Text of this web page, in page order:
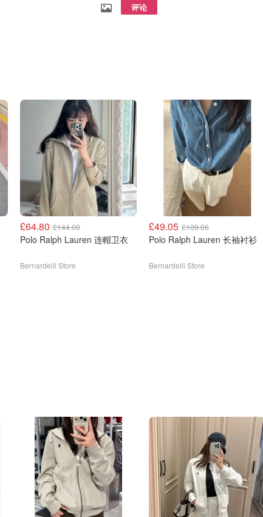
评论
£64.80 £144.00
Polo Ralph Lauren 连帽卫衣
Bernardelli Store
£49.05 £109.00
Polo Ralph Lauren 长袖衬衫
Bernardelli Store